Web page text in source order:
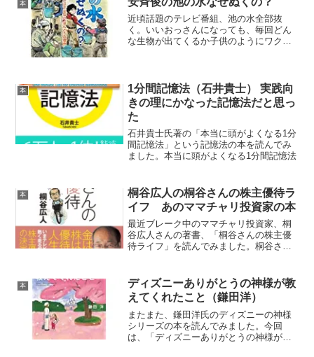
ら」を読んでみると、読む前...
本
近頃話題のテレビ番組、池の水全部抜
く。いいおっさんになっても、毎回どん
な生物が出てくるか子供のようにワクワ
の？」という本。池の水なぜぬ...
本
1分間記憶法（石井貴士） 実践向
きの理にかなった記憶法だと思っ
た
石井貴士氏著の「本当に頭がよくなる1分
間記憶法」という記憶法の本を読んでみ
ました。本当に頭がよくなる1分間記憶法
本
桐谷広人の桐谷さんの株主優待ラ
イフ あのママチャリ投資家の本
最近ブレーク中のママチャリ投資家、桐
谷広人さんの著書、「桐谷さんの株主優
待ライフ」を読んでみました。桐谷さん
本
ディズニーありがとうの神様が教
えてくれたこと（鎌田洋）
またまた、鎌田洋氏のディズニーの神様
シリーズの本を読んでみました。今回
は、「ディズニーありがとうの神様が教